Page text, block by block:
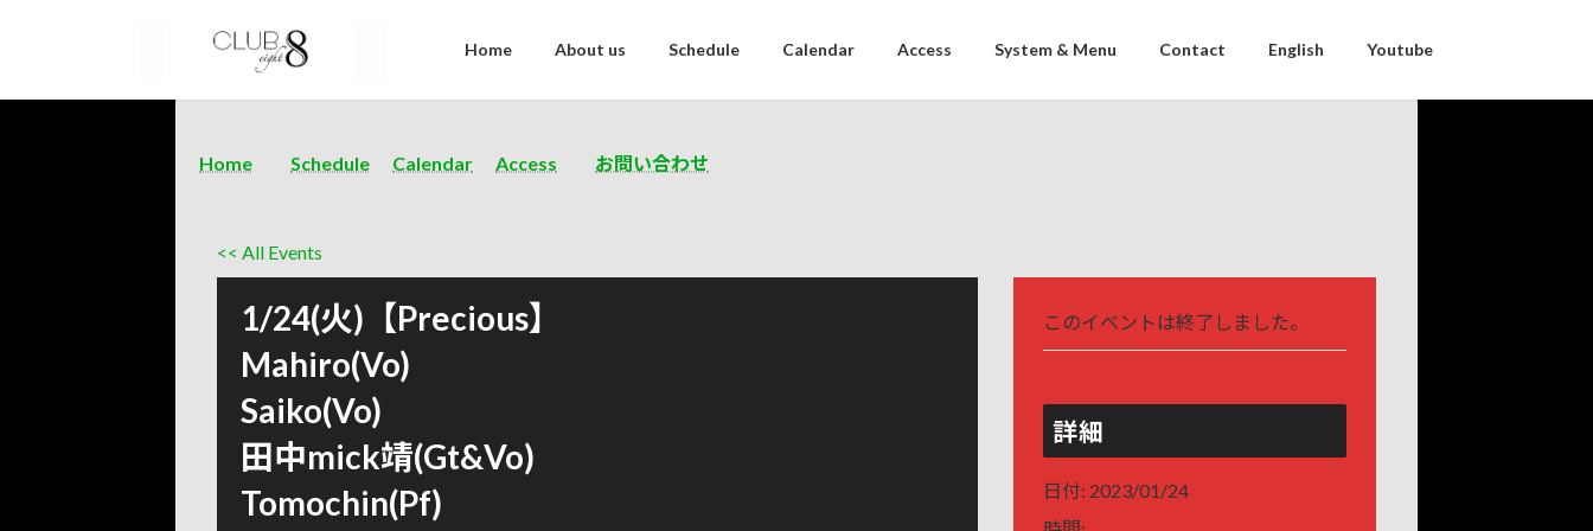
Home About us Schedule Calendar Access System & Menu Contact English Youtube
Home Schedule Calendar Access お問い合わせ
<< All Events
1/24(火)【Precious】
Mahiro(Vo)
Saiko(Vo)
田中mick靖(Gt&Vo)
Tomochin(Pf)
このイベントは終了しました。
詳細
日付: 2023/01/24